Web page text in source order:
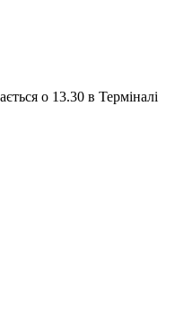
о 13.30 в Терміналі